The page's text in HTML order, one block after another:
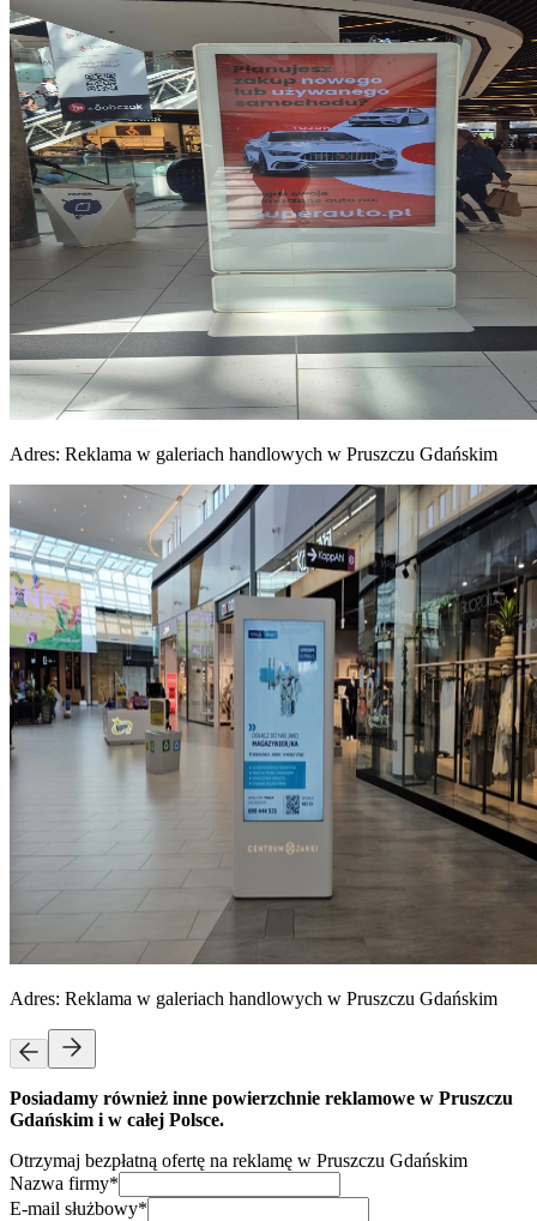
Adres: Reklama w galeriach handlowych w Pruszczu Gdańskim
Adres: Reklama w galeriach handlowych w Pruszczu Gdańskim
Posiadamy również inne powierzchnie reklamowe w Pruszczu
Gdańskim i w całej Polsce.
Otrzymaj bezpłatną ofertę na reklamę w Pruszczu Gdańskim
Nazwa firmy*
E-mail służbowy*